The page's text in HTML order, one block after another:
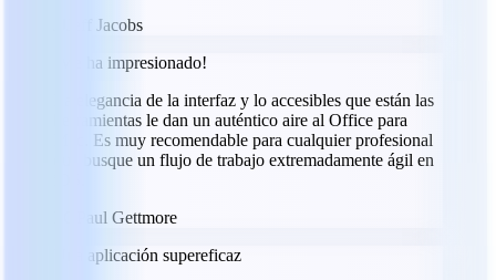
Jeff Jacobs
¡Me ha impresionado!
La elegancia de la interfaz y lo accesibles que están las
herramientas le dan un auténtico aire al Office para
Mac. Es muy recomendable para cualquier profesional
que busque un flujo de trabajo extremadamente ágil en
Paul Gettmore
Una aplicación supereficaz